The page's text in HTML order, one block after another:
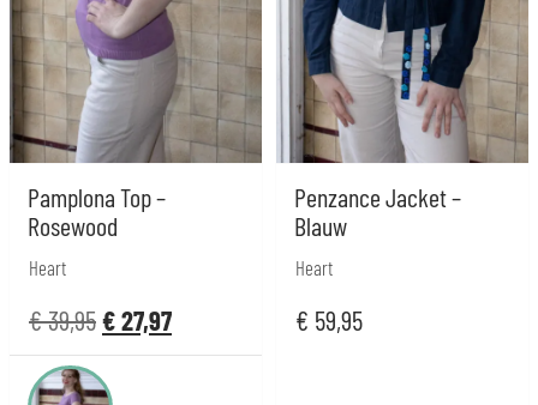
Pamplona Top –
Rosewood
Heart
€39,95€27,97
Penzance Jacket –
Blauw
Heart
€ 59,95